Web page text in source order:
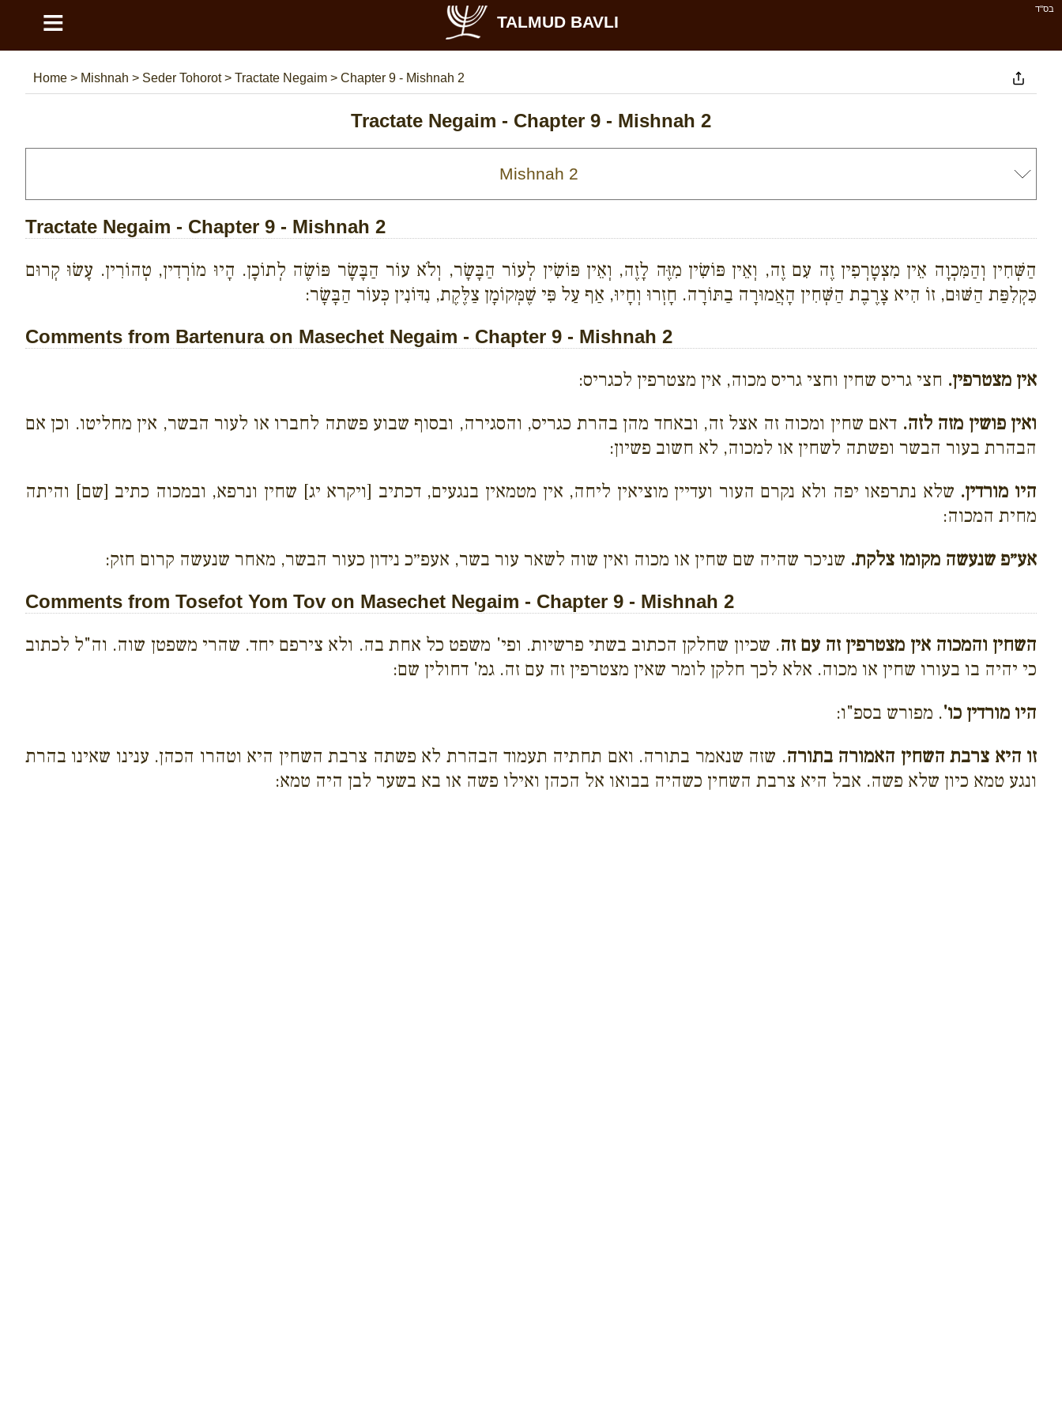
בס''ד ≡ TALMUD BAVLI
Home > Mishnah > Seder Tohorot> Tractate Negaim > Chapter 9 - Mishnah 2
Tractate Negaim - Chapter 9 - Mishnah 2
Tractate Negaim - Chapter 9 - Mishnah 2
הַשְּׁחִין וְהַמִּכְוָה אֵין מִצְטָרְפִין זֶה עִם זֶה, וְאֵין פּוֹשִׂין מִזֶּה לָזֶה, וְאֵין פּוֹשִׂין לְעוֹר הַבָּשָׂר, וְלֹא עוֹר הַבָּשָׂר פּוֹשֶׂה לְתוֹכָן. הָיוּ מוֹרְדִין, טְהוֹרִין. עָשׂוּ קְרוּם
כִּקְלִפַּת הַשּׁוּם, זוֹ הִיא צָרֶבֶת הַשְּׁחִין הָאֲמוּרָה בַתּוֹרָה. חָזְרוּ וְחָיוּ, אַף עַל פִּי שֶׁמְּקוֹמָן צַלֶּקֶת, נִדּוֹנִין כְּעוֹר הַבָּשָׂר:
Comments from Bartenura on Masechet Negaim - Chapter 9 - Mishnah 2
אין מצטרפין. חצי גריס שחין וחצי גריס מכוה, אין מצטרפין לכגריס:
ואין פושין מזה לזה. דאם שחין ומכוה זה אצל זה, ובאחד מהן בהרת כגריס, והסגירה, ובסוף שבוע פשתה לחברו או לעור הבשר, אין מחליטו. וכן אם
הבהרת בעור הבשר ופשתה לשחין או למכוה, לא חשוב פשיון:
היו מורדין. שלא נתרפאו יפה ולא נקרם העור ועדיין מוציאין ליחה, אין מטמאין בנגעים, דכתיב [ויקרא יג] שחין ונרפא, ובמכוה כתיב [שם] והיתה
מחית המכוה:
אע״פ שנעשה מקומו צלקת. שניכר שהיה שם שחין או מכוה ואין שוה לשאר עור בשר, אעפ״כ נידון כעור הבשר, מאחר שנעשה קרום חזק:
Comments from Tosefot Yom Tov on Masechet Negaim - Chapter 9 - Mishnah 2
השחין והמכוה אין מצטרפין זה עם זה. שכיון שחלקן הכתוב בשתי פרשיות. ופי' משפט כל אחת בה. ולא צירפם יחד. שהרי משפטן שוה. וה"ל לכתוב
כי יהיה בו בעורו שחין או מכוה. אלא לכך חלקן לומר שאין מצטרפין זה עם זה. גמ' דחולין שם:
היו מורדין כו'. מפורש בספ"ו:
זו היא צרבת השחין האמורה בתורה. שזה שנאמר בתורה. ואם תחתיה תעמוד הבהרת לא פשתה צרבת השחין היא וטהרו הכהן. ענינו שאינו בהרת
ונגע טמא כיון שלא פשה. אבל היא צרבת השחין כשהיה בבואו אל הכהן ואילו פשה או בא בשער לבן היה טמא: